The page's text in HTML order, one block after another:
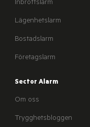
Inbrottslarm
Lägenhetslarm
Bostadslarm
Företagslarm
Sector Alarm
Om oss
Trygghetsbloggen